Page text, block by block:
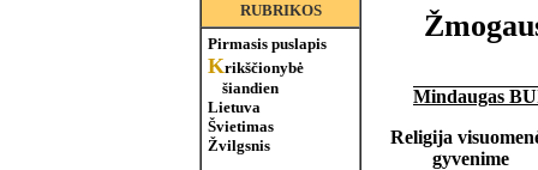
RUBRIKOS
Pirmasis puslapis
Krikščionybė
šiandien
Lietuva
Švietimas
Žvilgsnis
Mindaugas
Religija
gyvenime